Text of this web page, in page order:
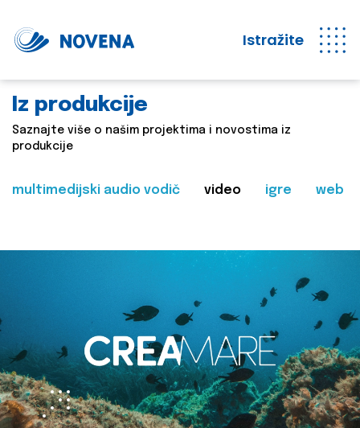
Istražite
Iz produkcije
Saznajte više o našim projektima i novostima iz
produkcije
multimedijski audio vodič video igre web